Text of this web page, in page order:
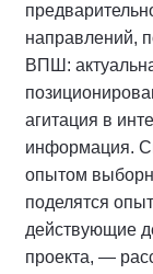
направлений,
ВПШ:
агитация в
информация.
опытом
поделятся
действующие
проекта, —